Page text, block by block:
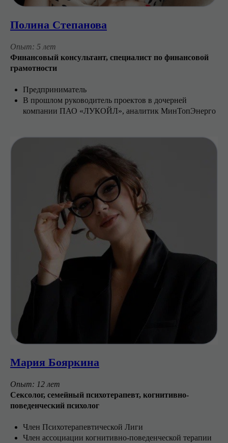
Полина Степанова
Опыт: 5 лет
Финансовый консультант, специалист по финансовой
грамотности
Предприниматель
В прошлом руководитель проектов в дочерней
компании ПАО «ЛУКОЙЛ», аналитик МинТопЭнерго
Мария Бояркина
Опыт: 12 лет
Сексолог, семейный психотерапевт, когнитивно-
поведенческий психолог
Член Психотерапевтической Лиги
Член ассоциации когнитивно-поведенческой терапии